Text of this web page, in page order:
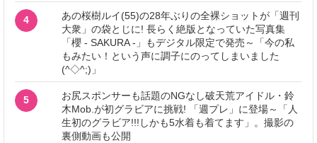
4
あの桜樹ルイ(55)の28年ぶりの全裸ショットが「週刊
大衆」の袋とじに! 長らく絶版となっていた写真集
「櫻 - SAKURA -」もデジタル限定で発売～「今の私
もみたい！という声に調子にのってしまいました
(^◇^;)」
5
お尻スポンサーも話題のNGなし破天荒アイドル・鈴
木Mob.が初グラビアに挑戦! 「週プレ」に登場～「人
生初のグラビア!!!しかも5水着も着てます」。撮影の
裏側動画も公開